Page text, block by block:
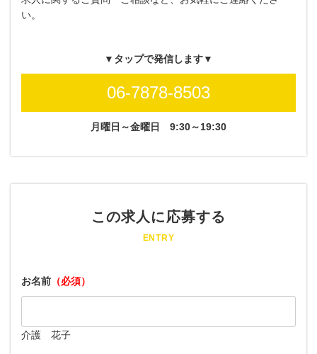
い。
▼タップで発信します▼
06-7878-8503
月曜日～金曜日 9:30～19:30
この求人に応募する
ENTRY
お名前 （必須）
介護 花子